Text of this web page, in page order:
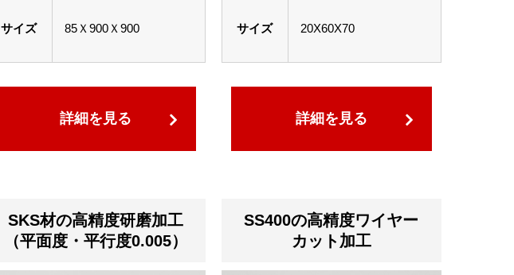
サイズ 85Ｘ900Ｘ900
詳細を見る
サイズ 20X60X70
詳細を見る
SKS材の高精度研磨加工
（平面度・平行度0.005）
SS400の高精度ワイヤー
カット加工